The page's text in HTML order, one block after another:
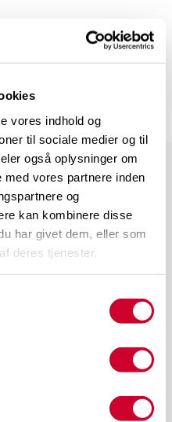
vores indhold og
til sociale medier og til
også oplysninger om
vores partnere inden
og
kan kombinere disse
har givet dem, eller som
deres tjenester.